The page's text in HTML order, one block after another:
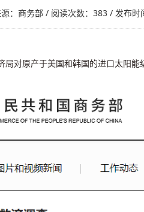
：商务部 / 阅读次数：383 / 发布
对原产于美国和韩国的进口太阳能